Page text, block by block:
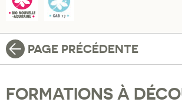
PAGE PRÉCÉDENTE
FORMATIONS À